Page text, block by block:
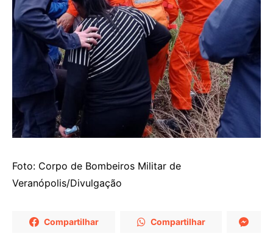
Foto: Corpo de Bombeiros Militar de
Veranópolis/Divulgação
Compartilhar Compartilhar